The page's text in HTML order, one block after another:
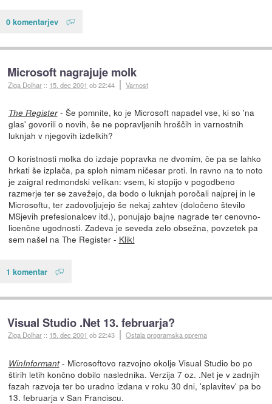
0 komentarjev
Microsoft nagrajuje molk
Ziga Dolhar :: 15. dec 2001 ob 22:44 Varnost
The Register- Še pomnite, ko je Microsoft napadel vse, ki so 'na
glas' govorili o novih, še ne popravljenih hroščih in varnostnih
luknjah v njegovih izdelkih?
O koristnosti molka do izdaje popravka ne dvomim, če pa se lahko
hrkati še izplača, pa sploh nimam ničesar proti. In ravno na to noto
je zaigral redmondski velikan: vsem, ki stopijo v pogodbeno
razmerje ter se zavežejo, da bodo o luknjah poročali najprej in le
Microsoftu, ter zadovoljujejo še nekaj zahtev (določeno število
MSjevih prefesionalcev itd.), ponujajo bajne nagrade ter cenovno-
licenčne ugodnosti. Zadeva je seveda zelo obsežna, povzetek pa
sem našel na The Register - Klik!
1 komentar
Visual Studio .Net 13. februarja?
Ziga Dolhar :: 15. dec 2001 ob 22:43 Ostala programska oprema
WinInformant- Microsoftovo razvojno okolje Visual Studio bo po
štirih letih končno dobilo naslednika. Verzija 7 oz. .Net je v zadnjih
fazah razvoja ter bo uradno izdana v roku 30 dni, 'splavitev' pa bo
13. februarja v San Franciscu.